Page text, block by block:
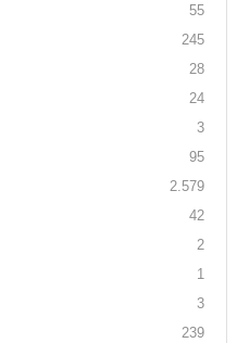
55
245
28
24
3
95
2.579
42
2
1
3
239